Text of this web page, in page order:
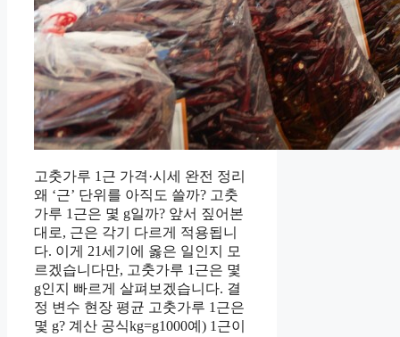
고춧가루 1근 가격·시세 완전 정리
왜 ‘근’ 단위를 아직도 쓸까? 고춧
가루 1근은 몇 g일까? 앞서 짚어본
대로, 근은 각기 다르게 적용됩니
다. 이게 21세기에 옳은 일인지 모
르겠습니다만, 고춧가루 1근은 몇
g인지 빠르게 살펴보겠습니다. 결
정 변수 현장 평균 고춧가루 1근은
몇 g? 계산 공식kg=g1000예) 1근이